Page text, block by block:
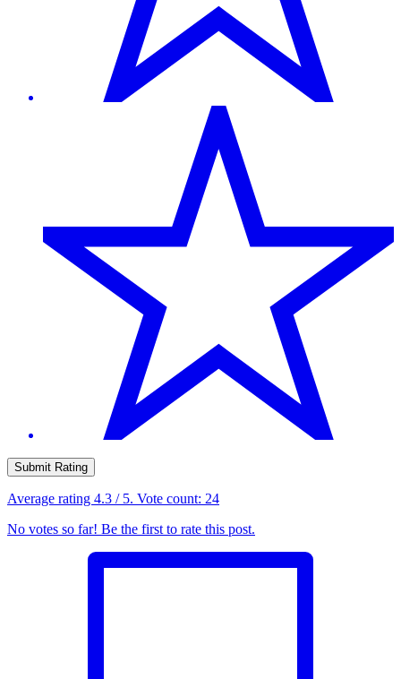
Submit Rating
Average rating 4.3 / 5. Vote count: 24
No votes so far! Be the first to rate this post.